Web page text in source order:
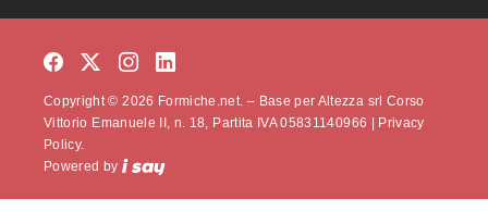
Copyright © 2026 Formiche.net. – Base per Altezza srl Corso
Vittorio Emanuele II, n. 18, Partita IVA 05831140966 | Privacy
Policy.
Powered by